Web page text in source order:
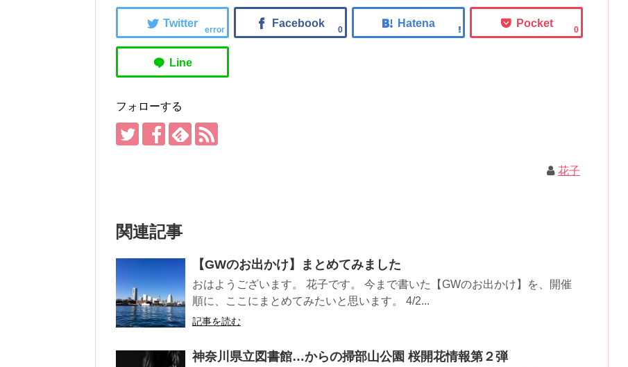
error 0 0
フォローする
花子
関連記事
【GWのお出かけ】まとめてみました
おはようございます。 花子です。 今まで書いた【GWのお出かけ】を、開催
順に、ここにまとめてみたいと思います。 4/2...
記事を読む
神奈川県立図書館…からの掃部山公園 桜開花情報第２弾